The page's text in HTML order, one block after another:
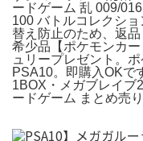
ードゲーム 乱 009/
100 バトルコレクシ
替え防止のため、返
希少品【ポケモンカ
ュリープレゼント。
PSA10。即購入OKで
1BOX・メガブレイブ
ードゲーム まとめ売り